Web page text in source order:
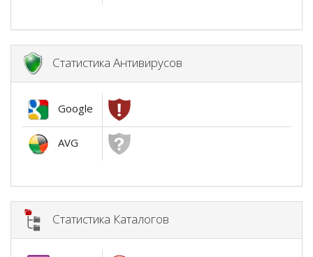
Статистика Антивирусов
Google
AVG
Статистика Каталогов